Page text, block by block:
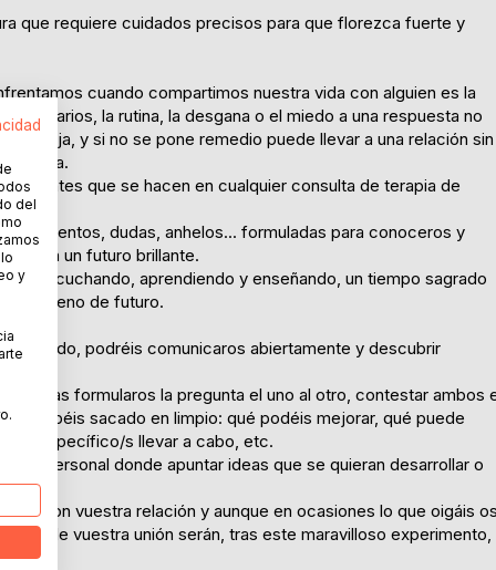
que requiere cuidados precisos para que florezca fuerte y
cuando compartimos nuestra vida con alguien es la
diarios, la rutina, la desgana o el miedo a una respuesta no
pareja, y si no se pone remedio puede llevar a una relación sin
ruptura.
que se hacen en cualquier consulta de terapia de
dudas, anhelos... formuladas para conoceros y
hacia un futuro brillante.
y escuchando, aprendiendo y enseñando, un tiempo sagrado
lleno de futuro.
modo, podréis comunicaros abiertamente y descubrir
Tras formularos la pregunta el uno al otro, contestar ambos
habéis sacado en limpio: qué podéis mejorar, qué puede
s específico/s llevar a cabo, etc.
personal donde apuntar ideas que se quieran desarrollar o
con vuestra relación y aunque en ocasiones lo que oigáis
de vuestra unión serán, tras este maravilloso experimento,
del
y